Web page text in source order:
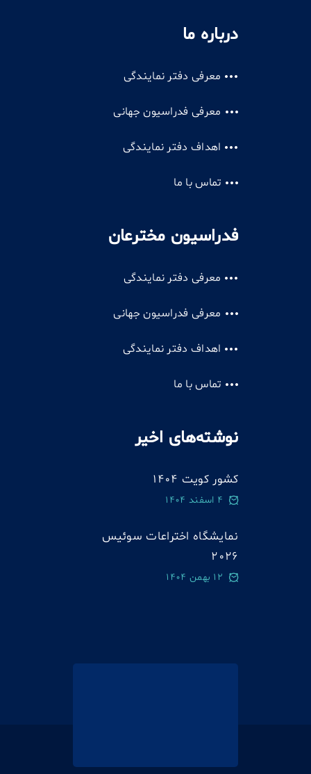
درباره ما
معرفی دفتر نمایندگی
معرفی فدراسیون جهانی
اهداف دفتر نمایندگی
تماس با ما
فدراسیون مخترعان
معرفی دفتر نمایندگی
معرفی فدراسیون جهانی
اهداف دفتر نمایندگی
تماس با ما
نوشته‌های اخیر
کشور کویت 1404
4 اسفند 1404
نمایشگاه اختراعات سوئيس
2026
12 بهمن 1404